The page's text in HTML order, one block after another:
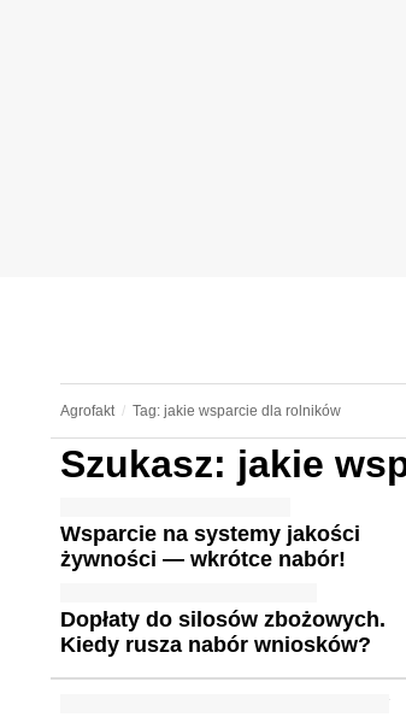
Agrofakt Tag: jakie wsparcie dla rolników
Szukasz: jakie
Wsparcie na systemy jakości
żywności — wkrótce nabór!
Dopłaty do silosów zbożowych.
Kiedy rusza nabór wniosków?